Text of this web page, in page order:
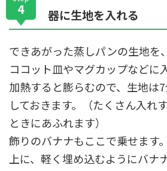
4 器に生地を入れる
できあがった蒸しパンの生地を
ココット皿やマグカップなどに
加熱すると膨らむので、生地は
しておきます。（たくさん入れ
ときにあふれます）
飾りのバナナもここで乗せます
上に、軽く埋め込むようにバナ